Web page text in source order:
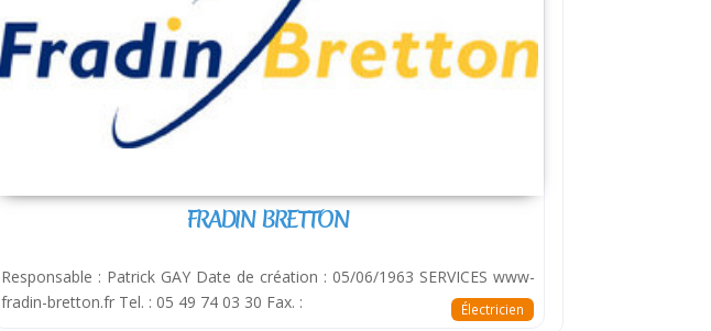
Électricien
FRADIN BRETTON
Responsable : Patrick GAY Date de création : 05/06/1963 SERVICES www-
fradin-bretton.fr Tel. : 05 49 74 03 30 Fax. :